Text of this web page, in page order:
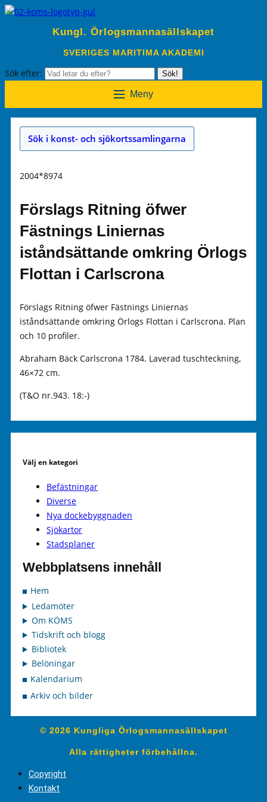
Kungl. Örlogsmannasällskapet
SVERIGES MARITIMA AKADEMI
Sök efter: Sök!
Meny
Sök i konst- och sjökortssamlingarna
2004*8974
Förslags Ritning öfwer
Fästnings Liniernas
iståndsättande omkring Örlogs
Flottan i Carlscrona
Förslags Ritning öfwer Fästnings Liniernas
iståndsättande omkring Örlogs Flottan i Carlscrona. Plan
och 10 profiler.
Abraham Bäck Carlscrona 1784. Laverad tuschteckning,
46×72 cm.
(T&O nr.943. 18:-)
Välj en kategori
Befästningar
Diverse
Nya dockebyggnaden
Sjökartor
Stadsplaner
Webbplatsens innehåll
Hem
Ledamöter
Om KÖMS
Tidskrift och blogg
Bibliotek
Belöningar
Kalendarium
Arkiv och bilder
© 2026 Kungliga Örlogsmannasällskapet
Alla rättigheter förbehållna.
Copyright
Kontakt